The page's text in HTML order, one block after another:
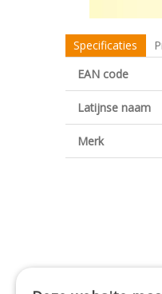
Specificaties
EAN code
Latijnse naam
Merk